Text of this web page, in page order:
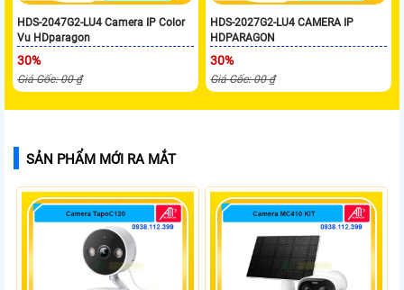
HDS-2047G2-LU4 Camera IP Color
Vu HDparagon
30%
Giá Gốc: 00 ₫
HDS-2027G2-LU4 CAMERA IP
HDPARAGON
30%
Giá Gốc: 00 ₫
SẢN PHẨM MỚI RA MẮT